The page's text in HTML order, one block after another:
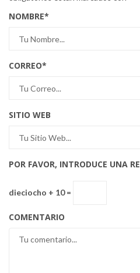
NOMBRE*
CORREO*
SITIO WEB
POR FAVOR, INTRODUCE UNA
dieciocho + 10 =
COMENTARIO